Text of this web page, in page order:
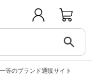
search
等のブランド通販サイト